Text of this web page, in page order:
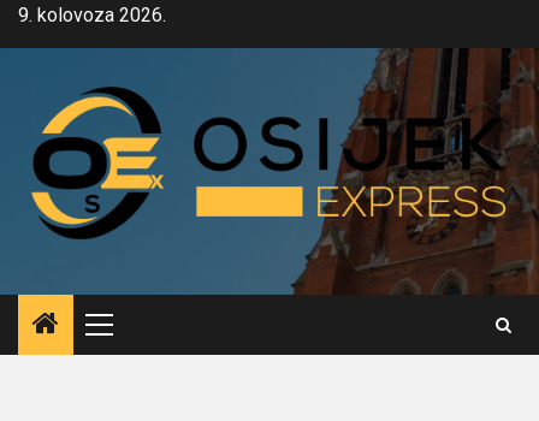
Skip9. kolovoza 2026.
Primary
Menu